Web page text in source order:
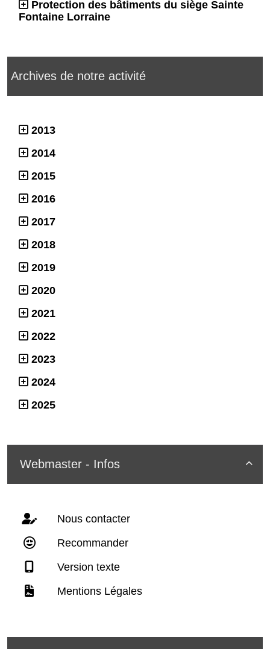
Protection des bâtiments du siège Sainte
Fontaine Lorraine
Archives de notre activité
2013
2014
2015
2016
2017
2018
2019
2020
2021
2022
2023
2024
2025

Webmaster - Infos
Nous contacter
Recommander
Version texte
Mentions Légales